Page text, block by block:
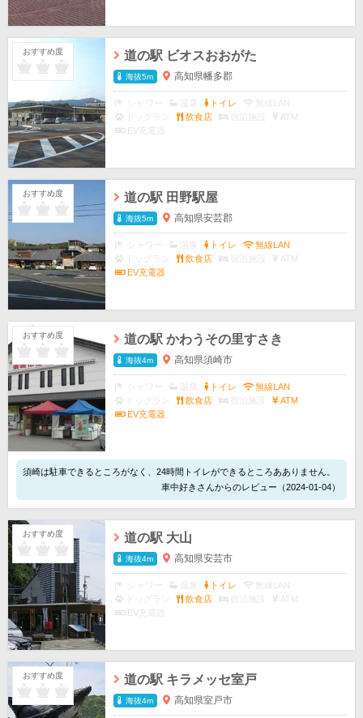
おすすめ度 道の駅 ビオスおおがた
海抜5m 高知県幡多郡
トイレ
無線LAN
ドッグラン
飲食店 宿泊施設
ATM
EV充電器
おすすめ度 道の駅 田野駅屋
海抜5m 高知県安芸郡
トイレ
無線LAN
ドッグラン
飲食店 宿泊施設
ATM
EV充電器
おすすめ度 道の駅 かわうその里すさき
海抜4m 高知県須崎市
トイレ
無線LAN
ドッグラン
飲食店 宿泊施設
ATM
EV充電器
須崎は駐車できるところがなく、24時間トイレができるところあありません。
車中好きさんからのレビュー（2024-01-04）
おすすめ度 道の駅 大山
海抜4m 高知県安芸市
トイレ
無線LAN
ドッグラン
飲食店 宿泊施設
ATM
EV充電器
おすすめ度 道の駅 キラメッセ室戸
海抜4m 高知県室戸市